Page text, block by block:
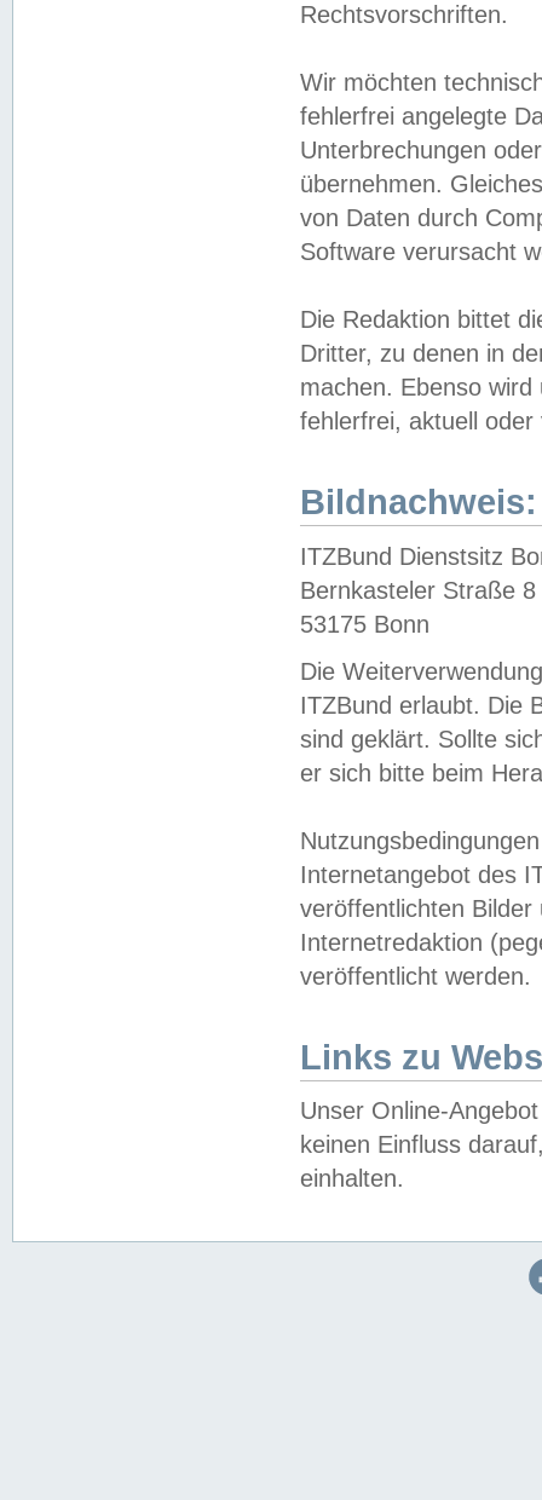
Rechtsvorschriften.
Wir möchten
fehlerfrei angelegte
Unterbrechungen
übernehmen.
von Daten durch
Software verursacht
Die Redaktion bittet
Dritter, zu denen in
machen. Ebenso
fehlerfrei, aktuell oder
Bildnachweis:
ITZBund Dienstsitz
Bernkasteler Straße 8
53175 Bonn
Die
ITZBund erlaubt. Die
sind geklärt. Sollte
er sich bitte beim
Internetangebot des
veröffentlichten
Internetredaktion
veröffentlicht werden.
Links zu
Unser Online-
keinen Einfluss
einhalten.